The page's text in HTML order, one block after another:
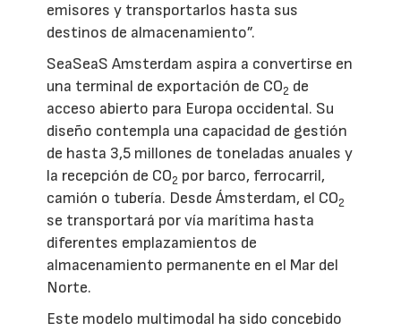
emisores y transportarlos hasta sus
destinos de almacenamiento”.
SeaSeaS Amsterdam aspira a convertirse en
una terminal de exportación de CO2 de
acceso abierto para Europa occidental. Su
diseño contempla una capacidad de gestión
de hasta 3,5 millones de toneladas anuales y
la recepción de CO2 por barco, ferrocarril,
camión o tubería. Desde Ámsterdam, el CO2
se transportará por vía marítima hasta
diferentes emplazamientos de
almacenamiento permanente en el Mar del
Norte.
Este modelo multimodal ha sido concebido